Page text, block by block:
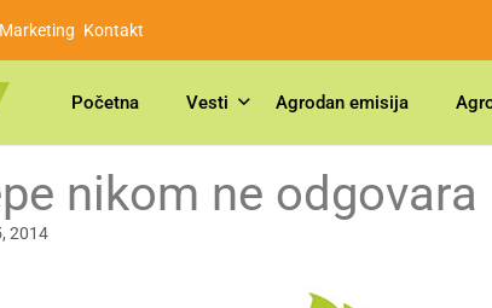
Marketing Kontakt
Početna Vesti Agrodan emisija
nikom ne odgovara
2014